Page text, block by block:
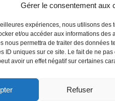
Gérer le consentement aux
expériences, nous utilisons des
et/ou accéder aux informations des
nous permettra de traiter des données
ID uniques sur ce site. Le fait de ne
avoir un effet négatif sur certaines
Refuser